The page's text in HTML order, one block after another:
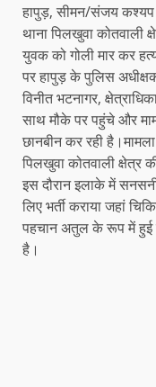
हापुड़, सीमन/संजय
थाना पिलखुवा कोतवाली
युवक को गोली मार कर
पर हापुड़ के पुलिस
विनीत भटनागर,
साथ मौके पर पहुंचे और
छानबीन कर रही
पिलखुवा कोतवाली क्षेत्र
इस दौरान इलाके में
लिए भर्ती कराया जहां
पहचान अतुल के रूप में हुई
है।